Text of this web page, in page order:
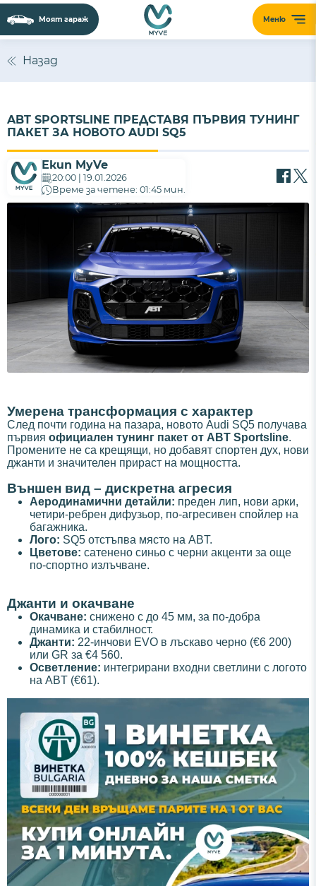
Меню
Моят гараж
Назад
ABT SPORTSLINE ПРЕДСТАВЯ ПЪРВИЯ ТУНИНГ
ПАКЕТ ЗА НОВОТО AUDI SQ5
Екип MyVe
20:00 | 19.01.2026
Време за четене: 01:45 мин.
Умерена трансформация с характер
След почти година на пазара, новото Audi SQ5 получава
първия официален тунинг пакет от ABT Sportsline.
Промените не са крещящи, но добавят спортен дух, нови
джанти и значителен прираст на мощността.
Външен вид – дискретна агресия
Аеродинамични детайли: преден лип, нови арки,
четири-ребрен дифузьор, по-агресивен спойлер на
багажника.
Лого: SQ5 отстъпва място на ABT.
Цветове: сатенено синьо с черни акценти за още
по-спортно излъчване.
Джанти и окачване
Окачване: снижено с до 45 мм, за по-добра
динамика и стабилност.
Джанти: 22-инчови EVO в лъскаво черно (€6 200)
или GR за €4 560.
Осветление: интегрирани входни светлини с логото
на ABT (€61).